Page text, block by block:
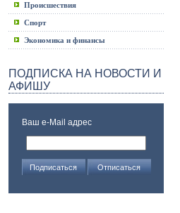
Происшествия
Спорт
Экономика и финансы
ПОДПИСКА НА НОВОСТИ И
АФИШУ
Ваш e-Mail адрес